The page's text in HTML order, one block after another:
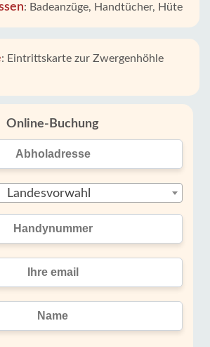
: Badeanzüge, Handtücher, Hüte
: Eintrittskarte zur Zwergenhöhle
Online-Buchung
Landesvorwahl